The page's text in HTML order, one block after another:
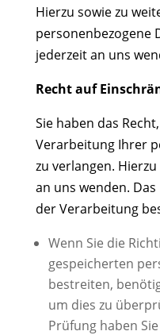
Hierzu sowie zu
personenbezogene
jederzeit an uns
Recht auf
Sie haben das
Verarbeitung Ihrer
zu verlangen.
an uns wenden.
der Verarbeitung
Wenn Sie die
gespeicherten
bestreiten,
um dies zu
Prüfung haben